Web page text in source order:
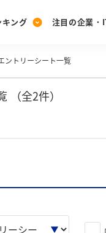
[27卒] 本選考体
キング
みんなのDX企業
注目の企業・
ントリーシート一覧
（全2件）